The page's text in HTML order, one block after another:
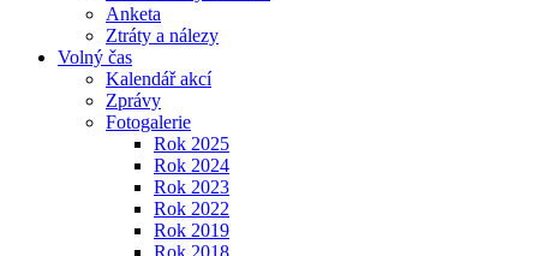
Anketa
Ztráty a nálezy
Volný čas
Kalendář akcí
Zprávy
Fotogalerie
Rok 2025
Rok 2024
Rok 2023
Rok 2022
Rok 2019
Rok 2018